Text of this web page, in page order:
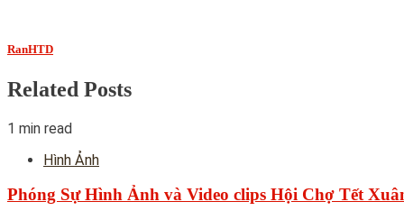
RanHTD
Related Posts
1 min read
Hình Ảnh
Phóng Sự Hình Ảnh và Video clips Hội Chợ Tết